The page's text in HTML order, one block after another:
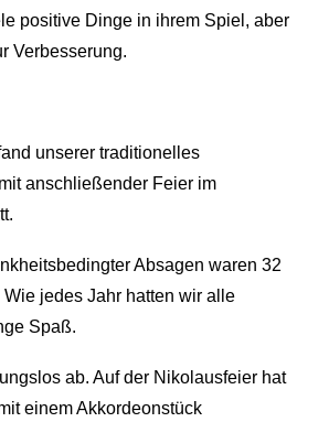
positive Dinge in ihrem Spiel, aber
Verbesserung.
unserer traditionelles
anschließender Feier im
Absagen waren 32
Wie jedes Jahr hatten wir alle
Spaß.
ab. Auf der Nikolausfeier hat
einem Akkordeonstück